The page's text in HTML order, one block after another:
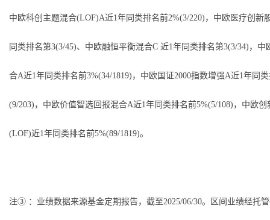
中欧科创主题混合(LOF)A近1年同类排名前2%(3/220)，中欧医疗创新
同类排名第3(3/45)、中欧融恒平衡混合C 近1年同类排名第3(3/34)，中
合A近1年同类排名前3%(34/1819)，中欧国证2000指数增强A近1年同
(9/203)，中欧价值智选回报混合A近1年同类排名前5%(5/108)，中欧创
(LOF)近1年同类排名前5%(89/1819)。
注③ ：业绩数据来源基金定期报告，截至2025/06/30。区间业绩经托